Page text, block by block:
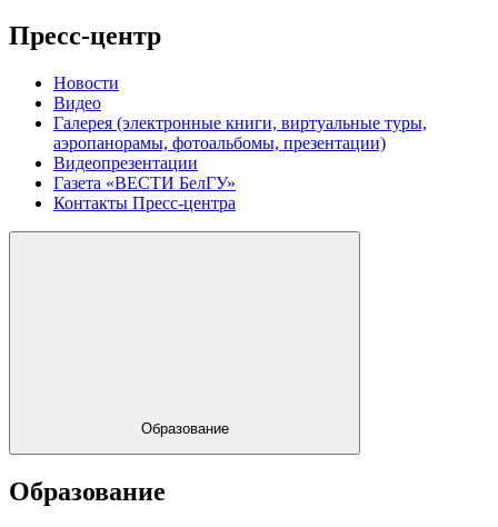
Пресс-центр
Новости
Видео
Галерея (электронные книги, виртуальные туры,
аэропанорамы, фотоальбомы, презентации)
Видеопрезентации
Газета «ВЕСТИ БелГУ»
Контакты Пресс-центра
Образование
Образование